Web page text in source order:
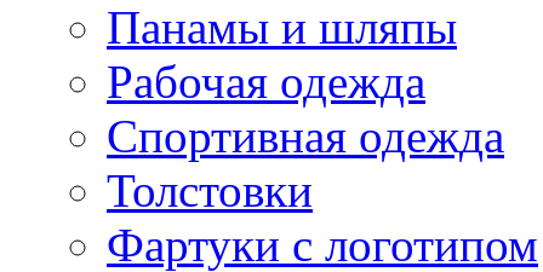
Панамы и шляпы
Рабочая одежда
Спортивная одежда
Толстовки
Фартуки с логотипом